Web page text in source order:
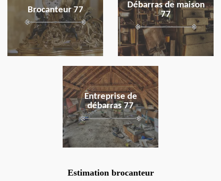
Brocanteur 77
Débarras de maison
77
Entreprise de
débarras 77
en savoir plus
Estimation brocanteur